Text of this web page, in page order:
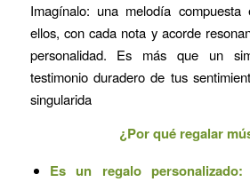
Imagínalo: una melodía compuesta
ellos, con cada nota y acorde
personalidad. Es más que un
testimonio duradero de tus
singularida
¿Por qué regalar
Es un regalo personalizado: